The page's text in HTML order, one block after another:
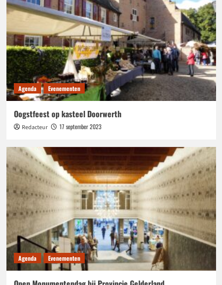
Agenda Evenementen
Oogstfeest op kasteel Doorwerth
Redacteur 17 september 2023
Agenda Evenementen